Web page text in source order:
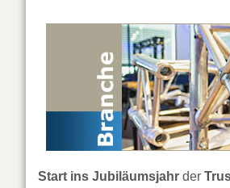
Start ins Jubiläumsjahr der